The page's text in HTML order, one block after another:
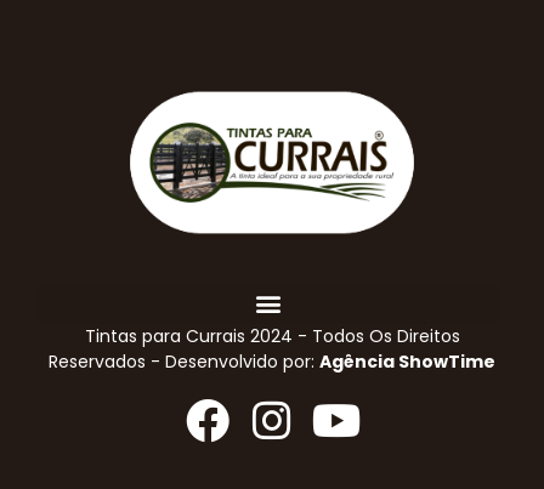
Tintas para Currais 2024 - Todos Os Direitos
Reservados - Desenvolvido por: Agência ShowTime